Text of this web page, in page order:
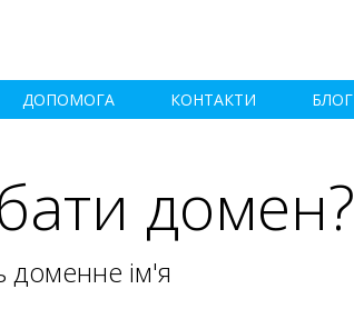
ДОПОМОГА КОНТАКТИ БЛОГ
домен?
доменне ім'я